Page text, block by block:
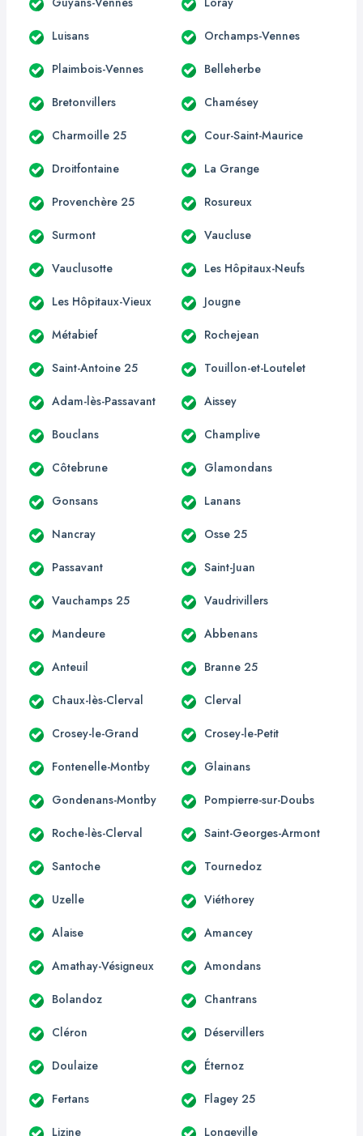
Luisans Orchamps-Vennes
Plaimbois-Vennes Belleherbe
Bretonvillers Chamésey
Charmoille 25 Cour-Saint-Maurice
Droitfontaine La Grange
Provenchère 25 Rosureux
Surmont Vaucluse
Vauclusotte Les Hôpitaux-Neufs
Les Hôpitaux-Vieux Jougne
Métabief Rochejean
Saint-Antoine 25 Touillon-et-Loutelet
Adam-lès-Passavant Aissey
Bouclans Champlive
Côtebrune Glamondans
Gonsans Lanans
Nancray Osse 25
Passavant Saint-Juan
Vauchamps 25 Vaudrivillers
Mandeure Abbenans
Anteuil Branne 25
Chaux-lès-Clerval Clerval
Crosey-le-Grand Crosey-le-Petit
Fontenelle-Montby Glainans
Gondenans-Montby Pompierre-sur-Doubs
Roche-lès-Clerval Saint-Georges-Armont
Santoche Tournedoz
Uzelle Viéthorey
Alaise Amancey
Amathay-Vésigneux Amondans
Bolandoz Chantrans
Cléron Déservillers
Doulaize Éternoz
Fertans Flagey 25
Lizine Longeville